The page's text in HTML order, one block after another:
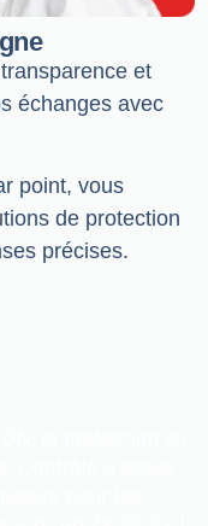
et
échanges avec
point, vous
de protection
précises.